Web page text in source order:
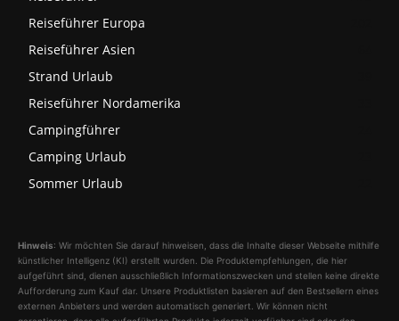
Reiseführer Europa
Reiseführer Asien
Strand Urlaub
Reiseführer Nordamerika
Campingführer
Camping Urlaub
Sommer Urlaub
Hinweis: Wir möchten Sie darauf hinweisen, dass die Inhalte dieser Webseite mithilfe
künstlicher Intelligenz (KI) erstellt wurden. Die Produktempfehlungen, die hier
aufgeführt sind, dienen ausschließlich Informationszwecken und stellen keine direkte
Aufforderung zum Kauf dar. Unsere Produktlisten basieren auf den Bestsellern eines
externen Anbieters und werden automatisch generiert. Wir können nicht